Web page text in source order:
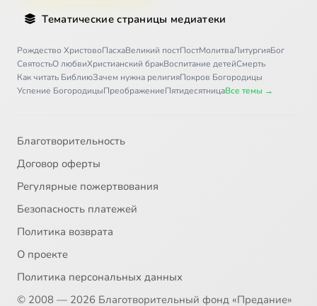
Тематические страницы медиатеки
Рождество ХристовоПасхаВеликий постПостМолитваЛитургияБог
СвятостьО любвиХристианский бракВоспитание детейСмерть
Как читать БиблиюЗачем нужна религияПокров Богородицы
Успение БогородицыПреображениеПятидесятницаВсе темы →
Благотворительность
Договор оферты
Регулярные пожертвования
Безопасность платежей
Политика возврата
О проекте
Политика персональных данных
© 2008 — 2026 Благотворительный фонд «Предание»